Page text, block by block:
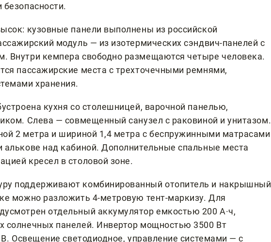
кузовные панели выполнены из российской
модуль — из изотермических сэндвич-панелей с
Внутри кемпера свободно размещаются четыре человека.
пассажирские места с трехточечными ремнями,
хранения.
кухня со столешницей, варочной панелью,
Слева — совмещенный санузел с раковиной и унитазом.
2 метра и шириной 1,4 метра с беспружинными матрасами
над кабиной. Дополнительные спальные места
кресел в столовой зоне.
поддерживают комбинированный отопитель и накрышный
можно разложить 4-метровую тент-маркизу. Для
отдельный аккумулятор емкостью 200 А·ч,
солнечных панелей. Инвертор мощностью 3500 Вт
Освещение светодиодное, управление системами — с